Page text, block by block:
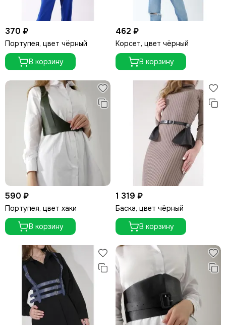
370 ₽
Портупея, цвет чёрный
В корзину
462 ₽
Корсет, цвет чёрный
В корзину
590 ₽
Портупея, цвет хаки
В корзину
1 319 ₽
Баска, цвет чёрный
В корзину